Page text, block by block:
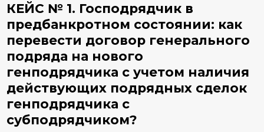
КЕЙС № 1. Господрядчик в
предбанкротном состоянии: как
перевести договор генерального
подряда на нового
генподрядчика с учетом наличия
действующих подрядных сделок
генподрядчика с
субподрядчиком?